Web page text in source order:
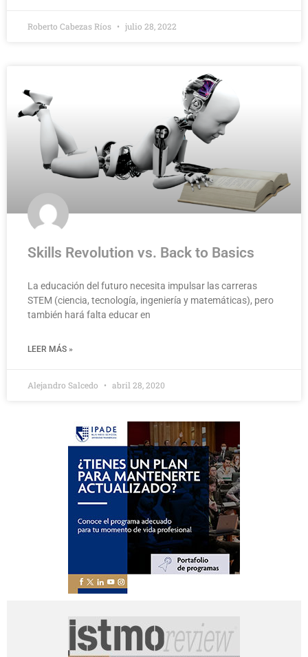
Roberto Cabezas Ríos julio 28, 2022
Skills Revolution vs. Back to Basics
La educación del futuro necesita impulsar las carreras
STEM (ciencia, tecnología, ingeniería y matemáticas), pero
también hará falta educar en
LEER MÁS »
Alejandro Salcedo abril 28, 2020